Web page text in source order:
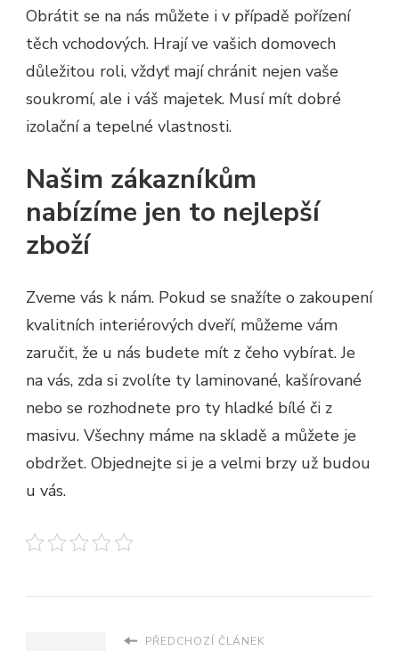
Obrátit se na nás můžete i v případě pořízení
těch vchodových. Hrají ve vašich domovech
důležitou roli, vždyť mají chránit nejen vaše
soukromí, ale i váš majetek. Musí mít dobré
izolační a tepelné vlastnosti.
Našim zákazníkům
nabízíme jen to nejlepší
zboží
Zveme vás k nám. Pokud se snažíte o zakoupení
kvalitních interiérových dveří, můžeme vám
zaručit, že u nás budete mít z čeho vybírat. Je
na vás, zda si zvolíte ty laminované, kašírované
nebo se rozhodnete pro ty hladké bílé či z
masivu. Všechny máme na skladě a můžete je
obdržet. Objednejte si je a velmi brzy už budou
u vás.
PŘEDCHOZÍ ČLÁNEK